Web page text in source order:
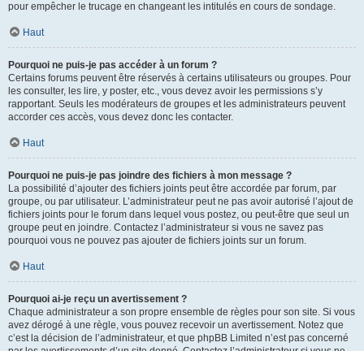
pour empêcher le trucage en changeant les intitulés en cours de sondage.
Haut
Pourquoi ne puis-je pas accéder à un forum ?
Certains forums peuvent être réservés à certains utilisateurs ou groupes. Pour
les consulter, les lire, y poster, etc., vous devez avoir les permissions s’y
rapportant. Seuls les modérateurs de groupes et les administrateurs peuvent
accorder ces accès, vous devez donc les contacter.
Haut
Pourquoi ne puis-je pas joindre des fichiers à mon message ?
La possibilité d’ajouter des fichiers joints peut être accordée par forum, par
groupe, ou par utilisateur. L’administrateur peut ne pas avoir autorisé l’ajout de
fichiers joints pour le forum dans lequel vous postez, ou peut-être que seul un
groupe peut en joindre. Contactez l’administrateur si vous ne savez pas
pourquoi vous ne pouvez pas ajouter de fichiers joints sur un forum.
Haut
Pourquoi ai-je reçu un avertissement ?
Chaque administrateur a son propre ensemble de règles pour son site. Si vous
avez dérogé à une règle, vous pouvez recevoir un avertissement. Notez que
c’est la décision de l’administrateur, et que phpBB Limited n’est pas concerné